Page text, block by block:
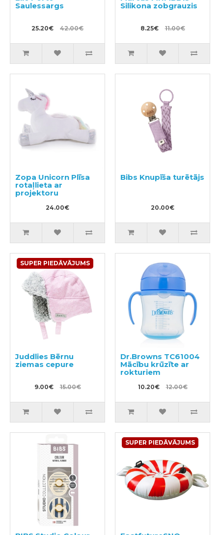
Saulessargs
25.20€ 42.00€
Silikona zobgrauzis
8.25€ 11.00€
Zopa Unicorn Plīsa
rotaļlieta ar
projektoru
24.00€
Bibs Knupīša turētājs
20.00€
SUPER PIEDĀVĀJUMS
Juddlies Bērnu
ziemas cepure
9.00€ 15.00€
Dr.Browns TC61004
Mācību krūzīte ar
rokturiem
10.20€ 12.00€
SUPER PIEDĀVĀJUMS